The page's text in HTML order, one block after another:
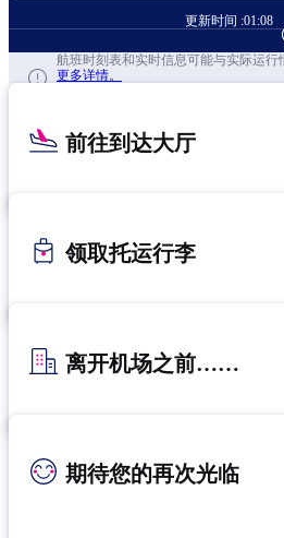
更新时间 :01:08
前往航班预
航班时刻表和实时信息可能与实际运行
更多详情。
前往到达大厅
领取托运行李
离开机场之前……
期待您的再次光临